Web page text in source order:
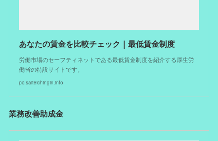
あなたの賃金を比較チェック｜最低賃金制度
労働市場のセーフティネットである最低賃金制度を紹介する厚生労
働省の特設サイトです。
pc.saiteichingin.info
業務改善助成金